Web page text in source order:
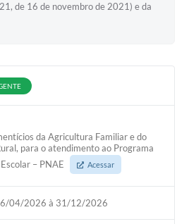
de 16 de novembro de 2021) e da
da Agricultura Familiar e do
para o atendimento ao Programa
– PNAE
Acessar
04/2026 à 31/12/2026